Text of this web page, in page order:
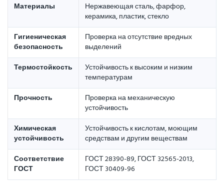
Материалы
Нержавеющая сталь, фарфор,
керамика, пластик, стекло
Гигиеническая
безопасность
Проверка на отсутствие вредных
выделений
Термостойкость
Устойчивость к высоким и низким
температурам
Прочность
Проверка на механическую
устойчивость
Химическая
устойчивость
Устойчивость к кислотам, моющим
средствам и другим веществам
Соответствие
ГОСТ
ГОСТ 28390-89, ГОСТ 32565-2013,
ГОСТ 30409-96